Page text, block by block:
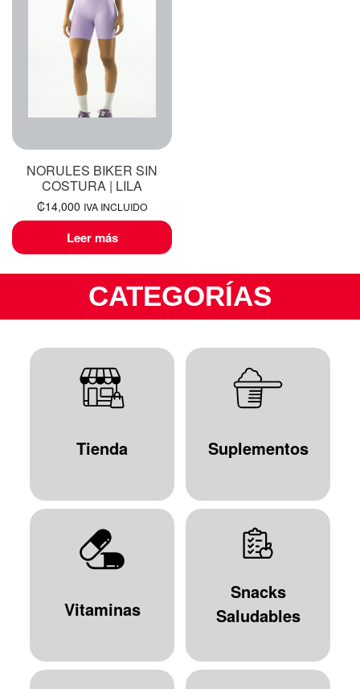
NORULES BIKER SIN
COSTURA | LILA
₡14,000 IVA INCLUIDO
Leer más
CATEGORÍAS
Tienda Suplementos
Vitaminas
Snacks
Saludables